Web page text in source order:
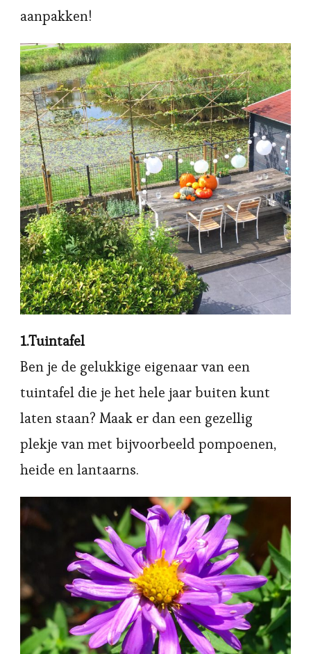
aanpakken!
1.Tuintafel
Ben je de gelukkige eigenaar van een
tuintafel die je het hele jaar buiten kunt
laten staan? Maak er dan een gezellig
plekje van met bijvoorbeeld pompoenen,
heide en lantaarns.